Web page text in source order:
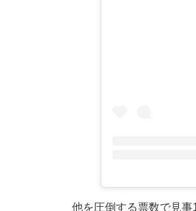
他を圧倒する票数で見